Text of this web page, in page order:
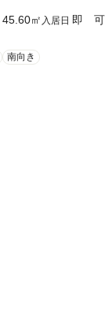
45.60㎡ 入居日 即 可
南向き